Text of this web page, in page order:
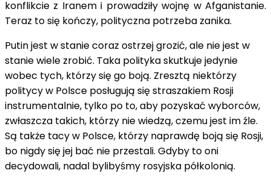
konflikcie z Iranem i prowadziły wojnę w Afganistanie.
Teraz to się kończy, polityczna potrzeba zanika.
Putin jest w stanie coraz ostrzej grozić, ale nie jest w
stanie wiele zrobić. Taka polityka skutkuje jedynie
wobec tych, którzy się go boją. Zresztą niektórzy
politycy w Polsce posługują się straszakiem Rosji
instrumentalnie, tylko po to, aby pozyskać wyborców,
zwłaszcza takich, którzy nie wiedzą, czemu jest im źle.
Są także tacy w Polsce, którzy naprawdę boją się Rosji,
bo nigdy się jej bać nie przestali. Gdyby to oni
decydowali, nadal bylibyśmy rosyjska półkolonią.